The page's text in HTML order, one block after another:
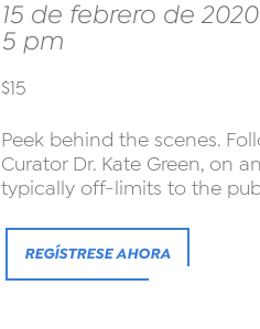
15 de febrero de 2020
5 pm
$15
Peek behind the scenes.
Curator Dr. Kate Green, on
typically off-limits to the
REGÍSTRESE AHORA